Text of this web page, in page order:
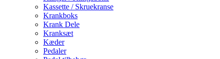
Kassette / Skruekranse
Krankboks
Krank Dele
Kranksæt
Kæder
Pedaler